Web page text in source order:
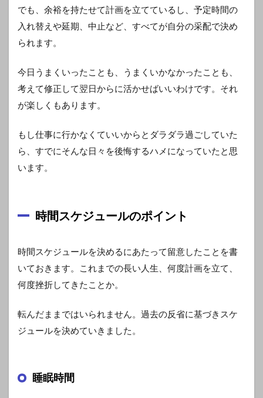
でも、余裕を持たせて計画を立てているし、予定時間の
入れ替えや延期、中止など、すべてが自分の采配で決め
られます。
今日うまくいったことも、うまくいかなかったことも、
考えて修正して翌日からに活かせばいいわけです。それ
が楽しくもあります。
もし仕事に行かなくていいからとダラダラ過ごしていた
ら、すでにそんな日々を後悔するハメになっていたと思
います。
時間スケジュールのポイント
時間スケジュールを決めるにあたって留意したことを書
いておきます。これまでの長い人生、何度計画を立て、
何度挫折してきたことか。
転んだままではいられません。過去の反省に基づきスケ
ジュールを決めていきました。
睡眠時間